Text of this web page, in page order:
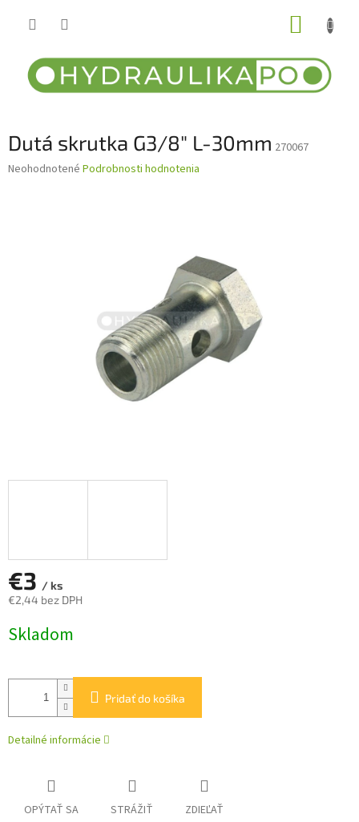
Dutá skrutka G3/8" L-30mm 270067
Priemerné
Neohodnotené Podrobnosti hodnotenia
€3 / ks
€2,44 bez DPH
cena:
Skladom
Pridať do košíka
Detailné informácie
OPÝTAŤ SA STRÁŽIŤ ZDIEĽAŤ